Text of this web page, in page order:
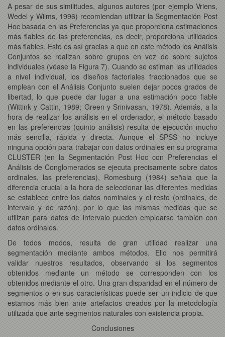
A pesar de sus similitudes, algunos autores (por ejemplo Vriens,
Wedel y Wilms, 1996) recomiendan utilizar la Segmentación Post
Hoc basada en las Preferencias ya que proporciona estimaciones
más fiables de las preferencias, es decir, proporciona utilidades
más fiables. Esto es así gracias a que en este método los Análisis
Conjuntos se realizan sobre grupos en vez de sobre sujetos
individuales (véase la Figura 7). Cuando se estiman las utilidades
a nivel individual, los diseños factoriales fraccionados que se
emplean con el Análisis Conjunto suelen dejar pocos grados de
libertad, lo que puede dar lugar a una estimación poco fiable
(Wittink y Cattin, 1989; Green y Srinivasan, 1978). Además, a la
hora de realizar los análisis en el ordenador, el método basado
en las preferencias (quinto análisis) resulta de ejecución mucho
más sencilla, rápida y directa. Aunque el SPSS no incluye
ninguna opción para trabajar con datos ordinales en su programa
CLUSTER (en la Segmentación Post Hoc con Preferencias el
Análisis de Conglomerados se ejecuta precisamente sobre datos
ordinales, las preferencias), Romesburg (1984) señala que la
diferencia crucial a la hora de seleccionar las diferentes medidas
se establece entre los datos nominales y el resto (ordinales, de
intervalo y de razón), por lo que las mismas medidas que se
utilizan para datos de intervalo pueden emplearse también con
datos ordinales.
De todos modos, resulta de gran utilidad realizar una
segmentación mediante ambos métodos. Ello nos permitirá
validar nuestros resultados, observando si los segmentos
obtenidos mediante un método se corresponden con los
obtenidos mediante el otro. Una gran disparidad en el número de
segmentos o en sus características puede ser un indicio de que
estamos más bien ante artefactos creados por la metodología
utilizada que ante segmentos naturales con existencia propia.
Conclusiones